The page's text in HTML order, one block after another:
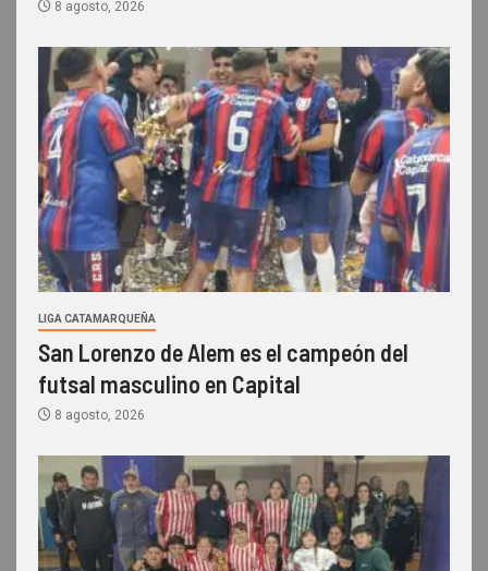
8 agosto, 2026
LIGA CATAMARQUEÑA
San Lorenzo de Alem es el campeón del
futsal masculino en Capital
8 agosto, 2026